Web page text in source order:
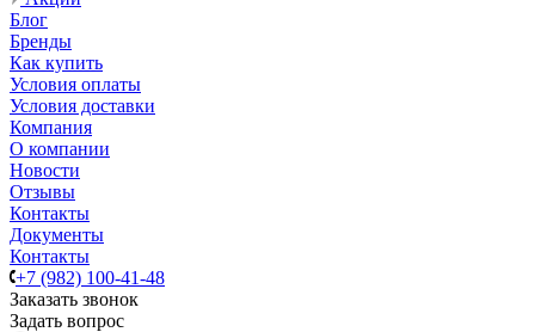
Блог
Бренды
Как купить
Условия оплаты
Условия доставки
Компания
О компании
Новости
Отзывы
Контакты
Документы
Контакты
+7 (982) 100-41-48
Заказать звонок
Задать вопрос